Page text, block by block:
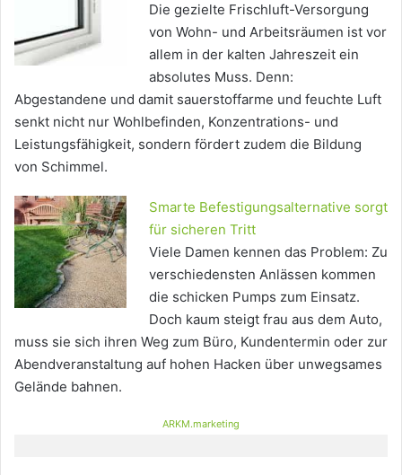
Die gezielte Frischluft-Versorgung
von Wohn- und Arbeitsräumen ist vor
allem in der kalten Jahreszeit ein
absolutes Muss. Denn:
Abgestandene und damit sauerstoffarme und feuchte Luft
senkt nicht nur Wohlbefinden, Konzentrations- und
Leistungsfähigkeit, sondern fördert zudem die Bildung
von Schimmel.
Smarte Befestigungsalternative sorgt
für sicheren Tritt
Viele Damen kennen das Problem: Zu
verschiedensten Anlässen kommen
die schicken Pumps zum Einsatz.
Doch kaum steigt frau aus dem Auto,
muss sie sich ihren Weg zum Büro, Kundentermin oder zur
Abendveranstaltung auf hohen Hacken über unwegsames
Gelände bahnen.
ARKM.marketing